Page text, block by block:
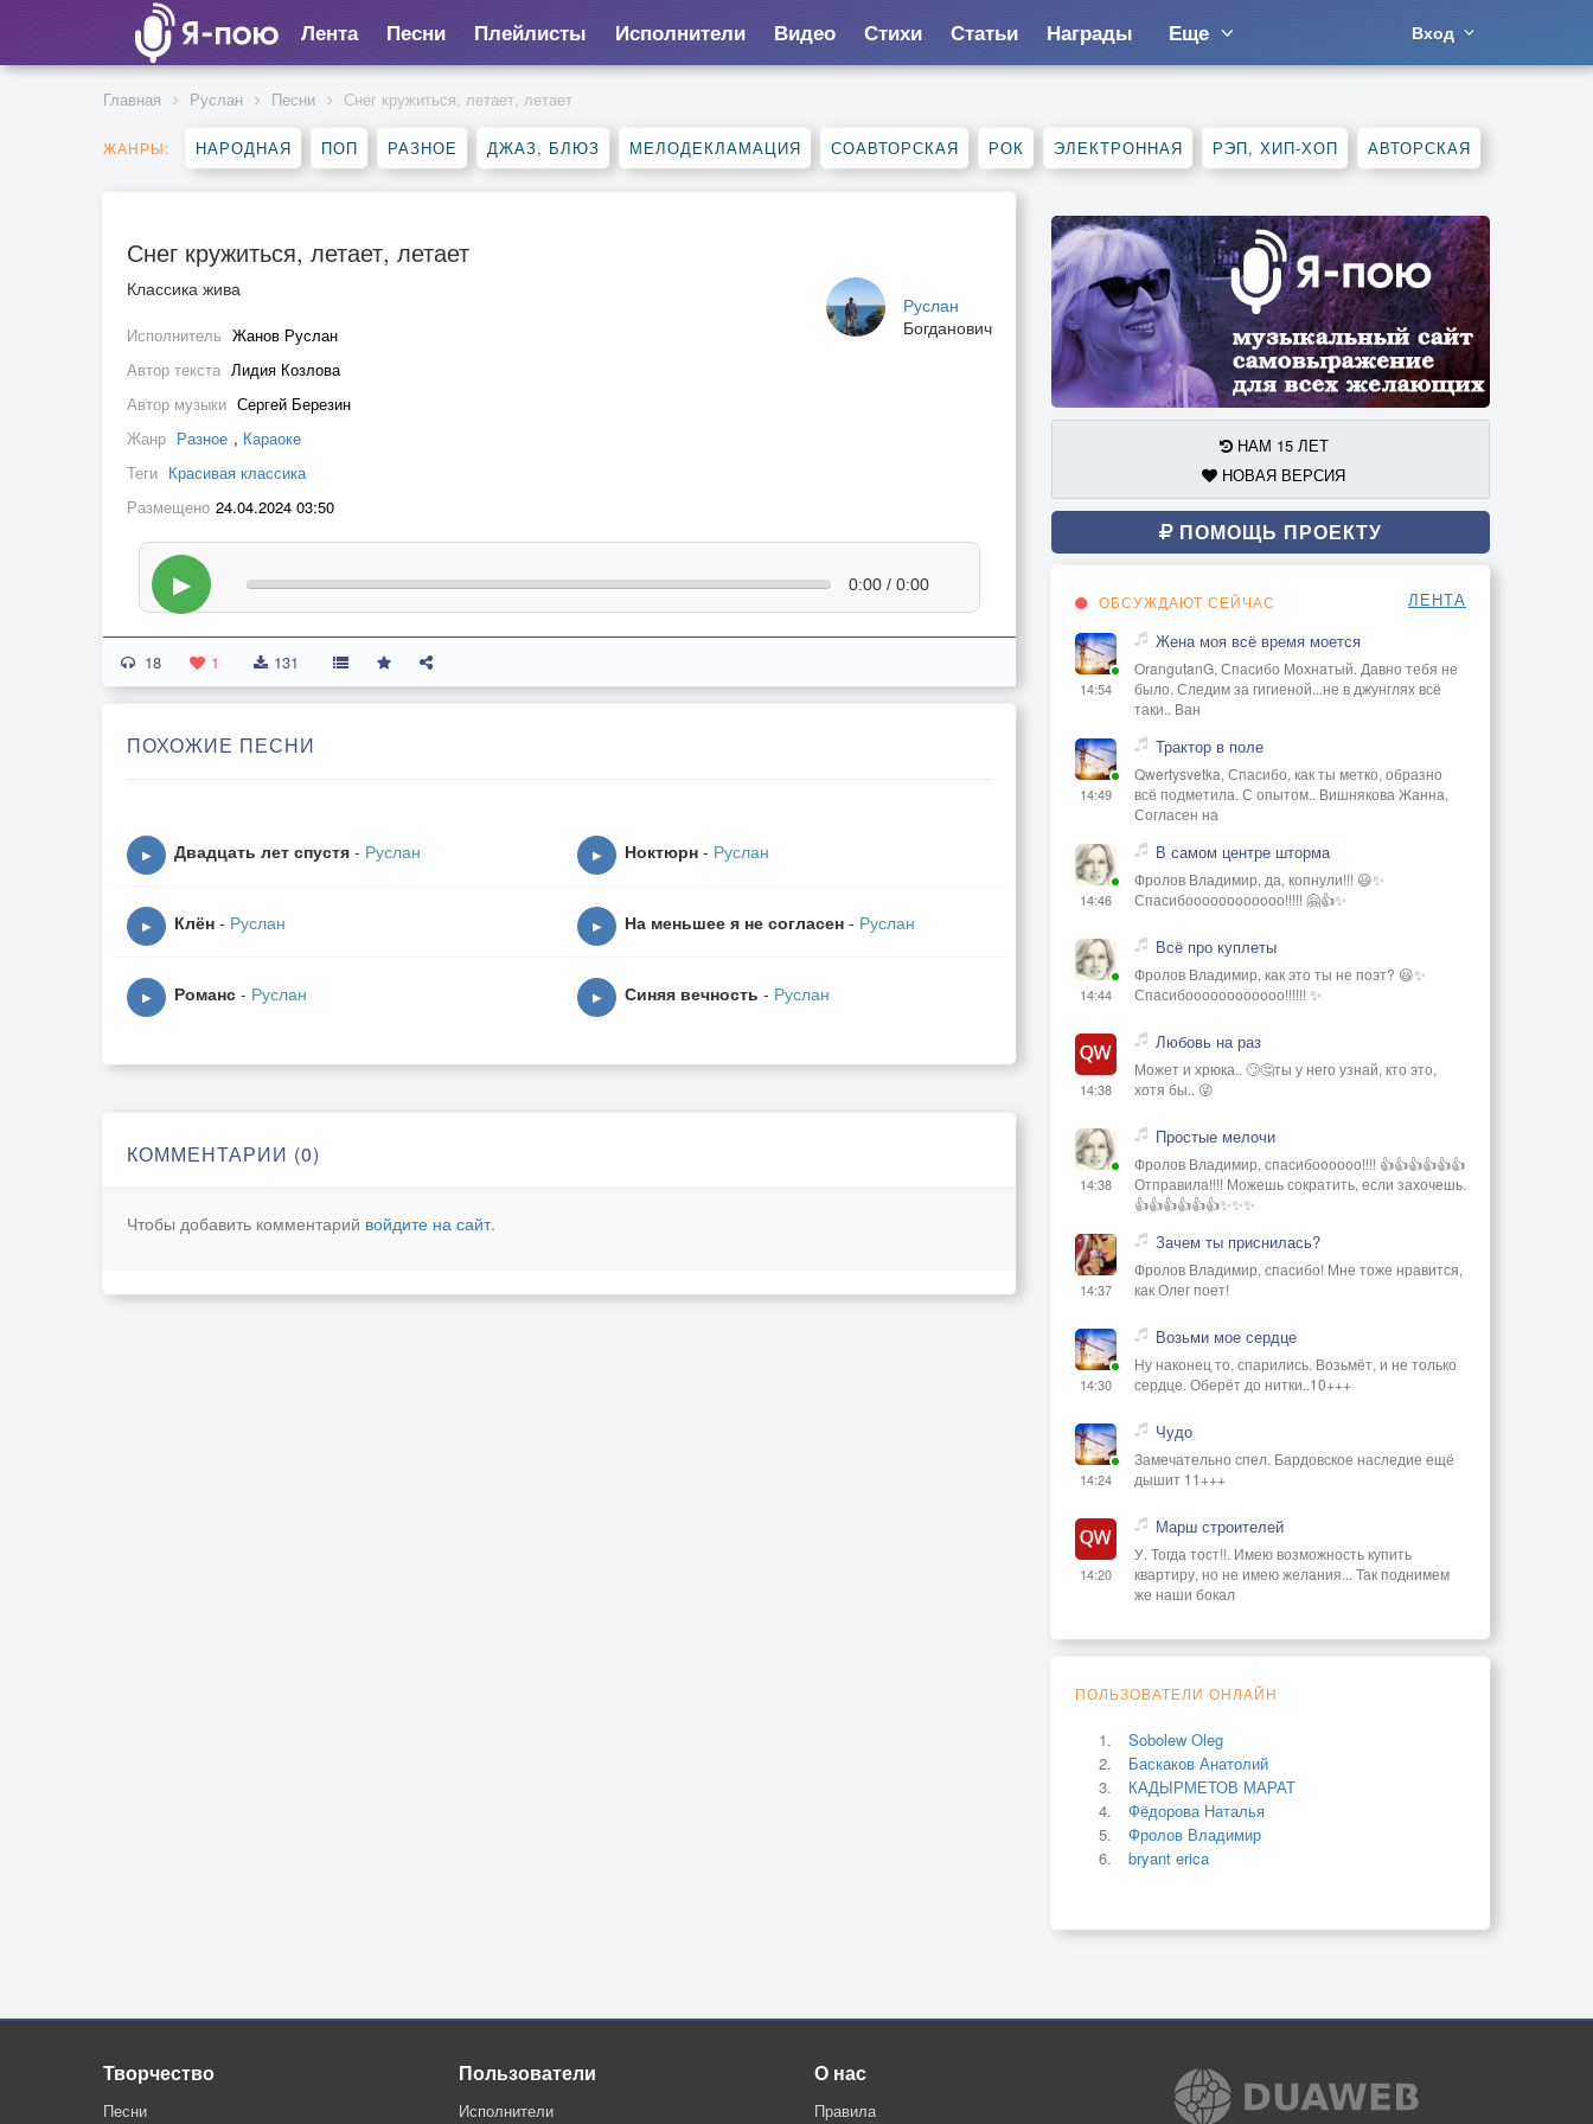
Лента Песни Плейлисты Исполнители Видео Стихи Статьи Награды Еще Вход
Главная Руслан Песни Снег кружиться, летает, летает
ЖАНРЫ: НАРОДНАЯ ПОП РАЗНОЕ ДЖАЗ, БЛЮЗ МЕЛОДЕКЛАМАЦИЯ СОАВТОРСКАЯ РОК ЭЛЕКТРОННАЯ РЭП, ХИП-ХОП АВТОРСКАЯ
Снег кружиться, летает, летает
Руслан
Богданович
Классика жива
Исполнитель Жанов Руслан
Автор текста Лидия Козлова
Автор музыки Сергей Березин
Жанр Разное , Караоке
Теги Красивая классика
Размещено 24.04.2024 03:50
▶ 0:00 / 0:00
18 1 131
ПОХОЖИЕ ПЕСНИ
▶ Двадцать лет спустя - Руслан ▶ Ноктюрн - Руслан
▶ Клён - Руслан ▶ На меньшее я не согласен - Руслан
▶ Романс - Руслан ▶ Синяя вечность - Руслан
КОММЕНТАРИИ (0)
Чтобы добавить комментарий войдите на сайт.
НАМ 15 ЛЕТ
НОВАЯ ВЕРСИЯ
ПОМОЩЬ ПРОЕКТУ
ОБСУЖДАЮТ СЕЙЧАС ЛЕНТА
14:54
Жена моя всё время моется
OrangutanG, Спасибо Мохнатый. Давно тебя не
было. Следим за гигиеной...не в джунглях всё
таки.. Ван
14:49
Трактор в поле
Qwertysvetka, Спасибо, как ты метко, образно
всё подметила. С опытом.. Вишнякова Жанна,
Согласен на
14:46
В самом центре шторма
Фролов Владимир, да, копнули!!! 😃✨
Спасибоооооооооооо!!!!! 🤗👍✨
14:44
Всё про куплеты
Фролов Владимир, как это ты не поэт? 😃✨
Спасибоооооооооооо!!!!!! ✨
14:38
Любовь на раз
Может и хрюка.. 🙄🤔ты у него узнай, кто это,
хотя бы.. 😜
14:38
Простые мелочи
Фролов Владимир, спасибоооооо!!!! 👍👍👍👍👍👍
Отправила!!!! Можешь сократить, если захочешь.
👍👍👍👍👍👍✨✨✨
14:37
Зачем ты приснилась?
Фролов Владимир, спасибо! Мне тоже нравится,
как Олег поет!
14:30
Возьми мое сердце
Ну наконец то, спарились. Возьмёт, и не только
сердце. Оберёт до нитки..10+++
14:24
Чудо
Замечательно спел. Бардовское наследие ещё
дышит 11+++
14:20
Марш строителей
У. Тогда тост!!. Имею возможность купить
квартиру, но не имею желания... Так поднимем
же наши бокал
ПОЛЬЗОВАТЕЛИ ОНЛАЙН
Sobolew Oleg
Баскаков Анатолий
КАДЫРМЕТОВ МАРАТ
Фёдорова Наталья
Фролов Владимир
bryant erica
Творчество
Песни
Пользователи
Исполнители
О нас
Правила